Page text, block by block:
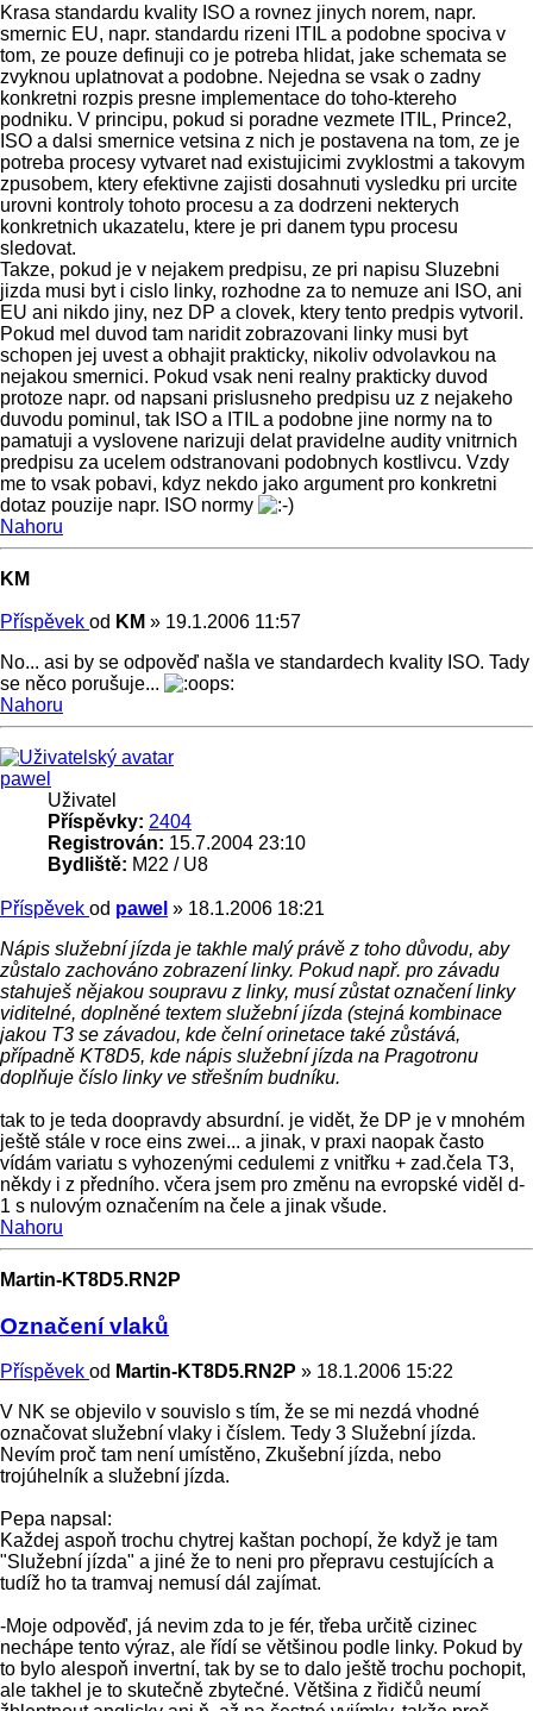
Krasa standardu kvality ISO a rovnez jinych norem, napr.
smernic EU, napr. standardu rizeni ITIL a podobne spociva v
tom, ze pouze definuji co je potreba hlidat, jake schemata se
zvyknou uplatnovat a podobne. Nejedna se vsak o zadny
konkretni rozpis presne implementace do toho-ktereho
podniku. V principu, pokud si poradne vezmete ITIL, Prince2,
ISO a dalsi smernice vetsina z nich je postavena na tom, ze je
potreba procesy vytvaret nad existujicimi zvyklostmi a takovym
zpusobem, ktery efektivne zajisti dosahnuti vysledku pri urcite
urovni kontroly tohoto procesu a za dodrzeni nekterych
konkretnich ukazatelu, ktere je pri danem typu procesu
sledovat.
Takze, pokud je v nejakem predpisu, ze pri napisu Sluzebni
jizda musi byt i cislo linky, rozhodne za to nemuze ani ISO, ani
EU ani nikdo jiny, nez DP a clovek, ktery tento predpis vytvoril.
Pokud mel duvod tam naridit zobrazovani linky musi byt
schopen jej uvest a obhajit prakticky, nikoliv odvolavkou na
nejakou smernici. Pokud vsak neni realny prakticky duvod
protoze napr. od napsani prislusneho predpisu uz z nejakeho
duvodu pominul, tak ISO a ITIL a podobne jine normy na to
pamatuji a vyslovene narizuji delat pravidelne audity vnitrnich
predpisu za ucelem odstranovani podobnych kostlivcu. Vzdy
me to vsak pobavi, kdyz nekdo jako argument pro konkretni
dotaz pouzije napr. ISO normy
Nahoru
KM
Příspěvek od KM » 19.1.2006 11:57
No... asi by se odpověď našla ve standardech kvality ISO. Tady
se něco porušuje...
Nahoru
pawel
Uživatel
Příspěvky: 2404
Registrován: 15.7.2004 23:10
Bydliště: M22 / U8
Příspěvek od pawel » 18.1.2006 18:21
Nápis služební jízda je takhle malý právě z toho důvodu, aby
zůstalo zachováno zobrazení linky. Pokud např. pro závadu
stahuješ nějakou soupravu z linky, musí zůstat označení linky
viditelné, doplněné textem služební jízda (stejná kombinace
jakou T3 se závadou, kde čelní orinetace také zůstává,
případně KT8D5, kde nápis služební jízda na Pragotronu
doplňuje číslo linky ve střešním budníku.
tak to je teda doopravdy absurdní. je vidět, že DP je v mnohém
ještě stále v roce eins zwei... a jinak, v praxi naopak často
vídám variatu s vyhozenými cedulemi z vnitřku + zad.čela T3,
někdy i z předního. včera jsem pro změnu na evropské viděl d-
1 s nulovým označením na čele a jinak všude.
Nahoru
Martin-KT8D5.RN2P
Označení vlaků
Příspěvek od Martin-KT8D5.RN2P » 18.1.2006 15:22
V NK se objevilo v souvislo s tím, že se mi nezdá vhodné
označovat služební vlaky i číslem. Tedy 3 Služební jízda.
Nevím proč tam není umístěno, Zkušební jízda, nebo
trojúhelník a služební jízda.
Pepa napsal:
Každej aspoň trochu chytrej kaštan pochopí, že když je tam
"Služební jízda" a jiné že to neni pro přepravu cestujících a
tudíž ho ta tramvaj nemusí dál zajímat.
-Moje odpověď, já nevim zda to je fér, třeba určitě cizinec
nechápe tento výraz, ale řídí se většinou podle linky. Pokud by
to bylo alespoň invertní, tak by se to dalo ještě trochu pochopit,
ale takhel je to skutečně zbytečné. Většina z řidičů neumí